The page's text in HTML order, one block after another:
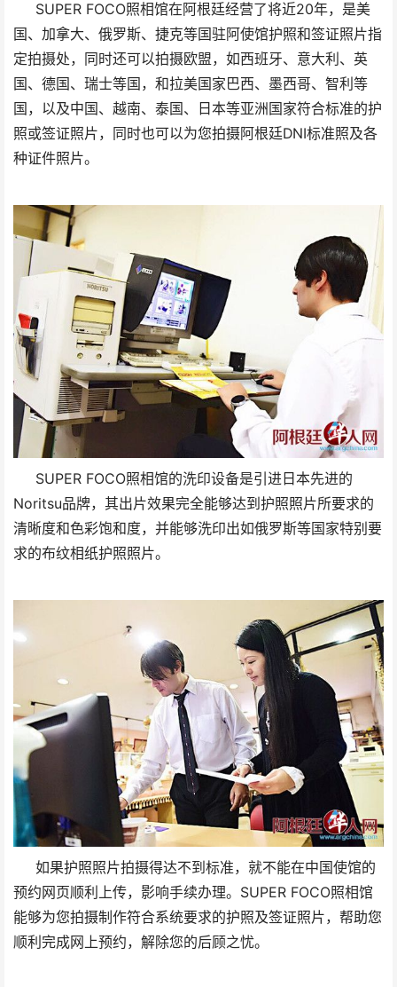
SUPER FOCO照相馆在阿根廷经营了将近20年，是美
国、加拿大、俄罗斯、捷克等国驻阿使馆护照和签证照片指
定拍摄处，同时还可以拍摄欧盟，如西班牙、意大利、英
国、德国、瑞士等国，和拉美国家巴西、墨西哥、智利等
国，以及中国、越南、泰国、日本等亚洲国家符合标准的护
照或签证照片，同时也可以为您拍摄阿根廷DNI标准照及各
种证件照片。
SUPER FOCO照相馆的洗印设备是引进日本先进的
Noritsu品牌，其出片效果完全能够达到护照照片所要求的
清晰度和色彩饱和度，并能够洗印出如俄罗斯等国家特别要
求的布纹相纸护照照片。
如果护照照片拍摄得达不到标准，就不能在中国使馆的
预约网页顺利上传，影响手续办理。SUPER FOCO照相馆
能够为您拍摄制作符合系统要求的护照及签证照片，帮助您
顺利完成网上预约，解除您的后顾之忧。